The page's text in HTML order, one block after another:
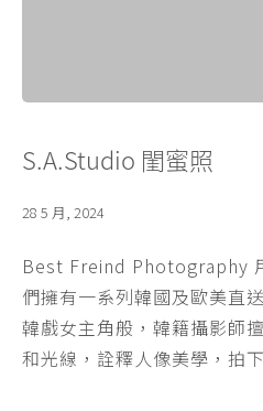
28 5 月, 2024
S.A.Studio 閨蜜照
Best Freind Photography
們擁有一系列韓國及歐美直
韓戲女主角般，韓籍攝影師
和光線，詮釋人像美學，拍